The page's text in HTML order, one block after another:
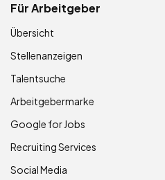
Für Arbeitgeber
Übersicht
Stellenanzeigen
Talentsuche
Arbeitgebermarke
Google for Jobs
Recruiting Services
Social Media